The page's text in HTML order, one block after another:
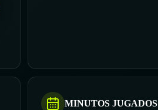
MINUTOS JUGADOS